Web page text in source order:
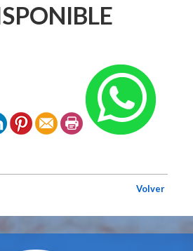
Volver